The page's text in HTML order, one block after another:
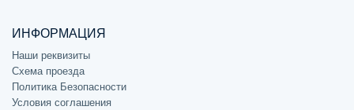
ИНФОРМАЦИЯ
Наши реквизиты
Схема проезда
Политика Безопасности
Условия соглашения